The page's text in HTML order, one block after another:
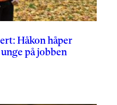
Håkon håper
på jobben